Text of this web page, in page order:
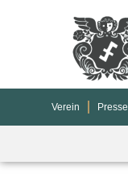
Verein